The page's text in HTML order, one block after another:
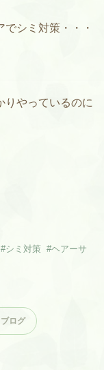
シミ対策・・・
やっているのに
#シミ対策 #ヘアーサ
ブログ